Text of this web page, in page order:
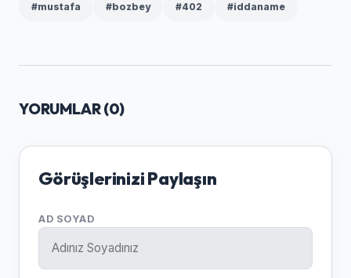
#mustafa #bozbey #402 #iddaname
YORUMLAR (0)
Görüşlerinizi Paylaşın
AD SOYAD